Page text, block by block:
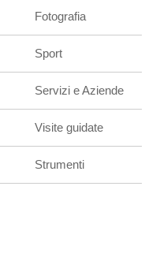
Fotografia
Sport
Servizi e Aziende
Visite guidate
Strumenti